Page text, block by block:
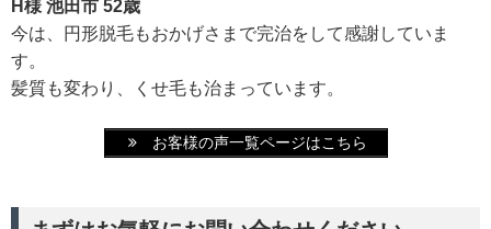
H様 池田市 52歳
今は、円形脱毛もおかげさまで完治をして感謝していま
す。
髪質も変わり、くせ毛も治まっています。
お客様の声一覧ページはこちら